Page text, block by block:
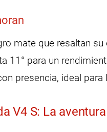
mate que resaltan su
11° para un
presencia, ideal para
V4 S: La